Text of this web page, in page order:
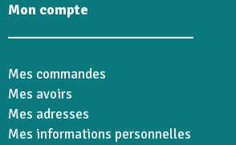
Mon compte
Mes commandes
Mes avoirs
Mes adresses
Mes informations personnelles